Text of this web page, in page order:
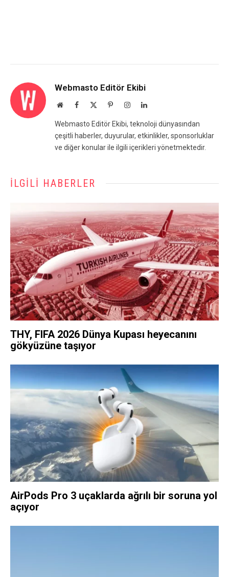
Webmasto Editör Ekibi
WebsiteFacebook PinterestInstagramLinkedIn
Webmasto Editör Ekibi, teknoloji dünyasından
çeşitli haberler, duyurular, etkinlikler, sponsorluklar
ve diğer konular ile ilgili içerikleri yönetmektedir.
İLGILI HABERLER
THY, FIFA 2026 Dünya Kupası heyecanını
gökyüzüne taşıyor
AirPods Pro 3 uçaklarda ağrılı bir soruna yol
açıyor